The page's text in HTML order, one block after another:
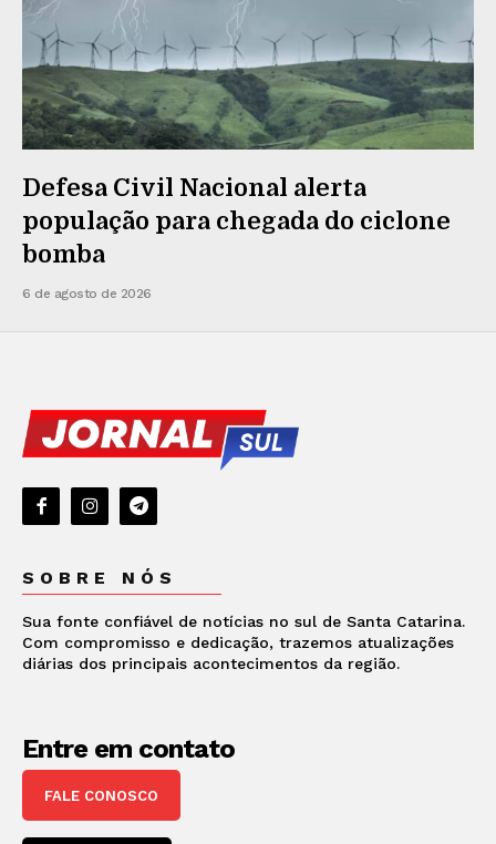
Defesa Civil Nacional alerta
população para chegada do ciclone
bomba
6 de agosto de 2026
SOBRE NÓS
Sua fonte confiável de notícias no sul de Santa Catarina.
Com compromisso e dedicação, trazemos atualizações
diárias dos principais acontecimentos da região.
Entre em contato
FALE CONOSCO